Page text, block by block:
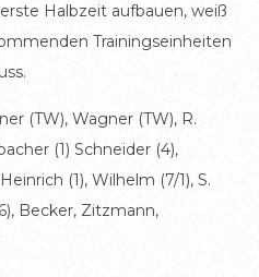
Halbzeit aufbauen, weiß
Trainingseinheiten
(TW), Wagner (TW), R.
(1) Schneider (4),
(1), Wilhelm (7/1), S.
Becker, Zitzmann,